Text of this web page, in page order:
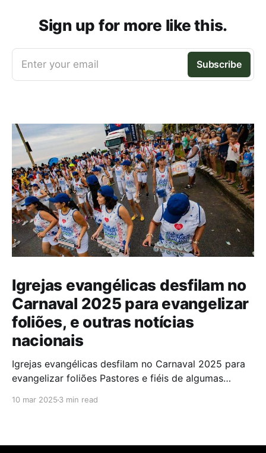
Sign up for more like this.
Enter your email Subscribe
Igrejas evangélicas desfilam no
Carnaval 2025 para evangelizar
foliões, e outras notícias
nacionais
Igrejas evangélicas desfilam no Carnaval 2025 para
evangelizar foliões Pastores e fiéis de algumas
10 mar 2025 3 min read